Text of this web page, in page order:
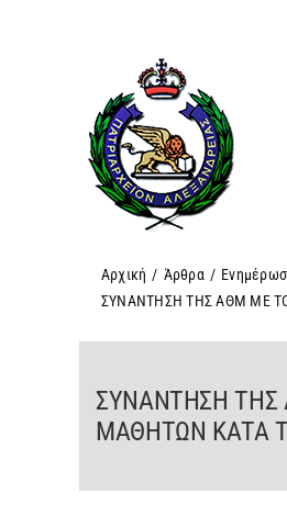
Αρχική / Άρθρα /
ΣΥΝΑΝΤΗΣΗ ΤΗΣ ΑΘΜ ΜΕ
ΣΥΝΑΝΤΗΣΗ ΤΗΣ
ΜΑΘΗΤΩΝ ΚΑΤΑ